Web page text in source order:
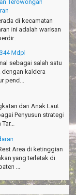
Terowongan
di kecamatan
ini adalah warisan
Mdpl
sebagai salah satu
dengan kaldera
pend...
dari Anak Laut
Penyusun strategi
Area di ketinggian
yang terletak di
...